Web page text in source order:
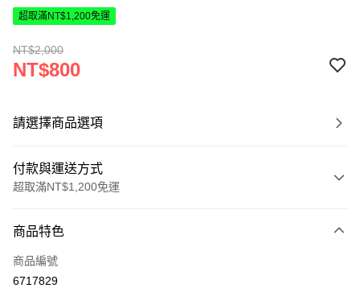
超取滿NT$1,200免運
NT$2,000
NT$800
請選擇商品選項
付款與運送方式
超取滿NT$1,200免運
信用卡一次付款
超商取貨付款
商品特色
商品編號
6717829